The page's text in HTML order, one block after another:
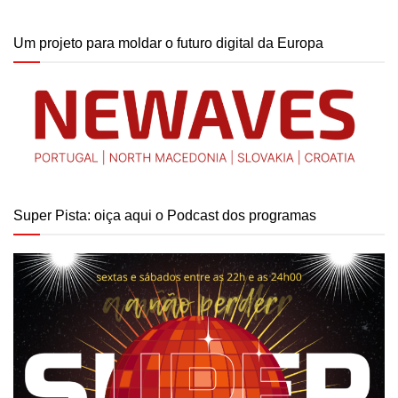
Um projeto para moldar o futuro digital da Europa
Super Pista: oiça aqui o Podcast dos programas